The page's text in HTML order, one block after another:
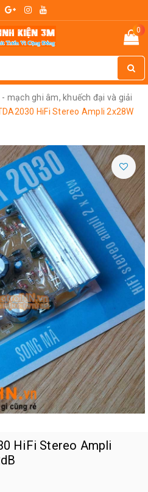
0
mạch ghi âm, khuếch đại và giải
HiFi Stereo Ampli 2x28W
HiFi Stereo Ampli